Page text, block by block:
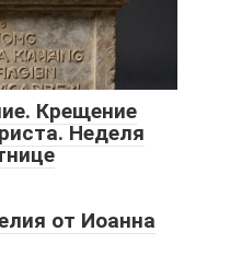
Крещение
Неделя
от Иоанна